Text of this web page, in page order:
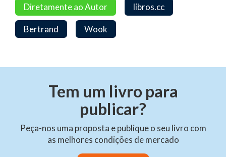
Diretamente ao Autor
libros.cc
Bertrand Wook
Tem um livro para
publicar?
Peça-nos uma proposta e publique o seu livro com
as melhores condições de mercado